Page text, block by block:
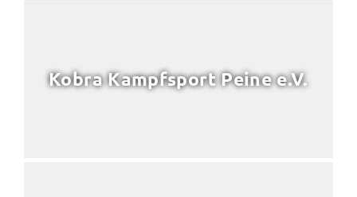
Kobra Kampfsport Peine e.V.